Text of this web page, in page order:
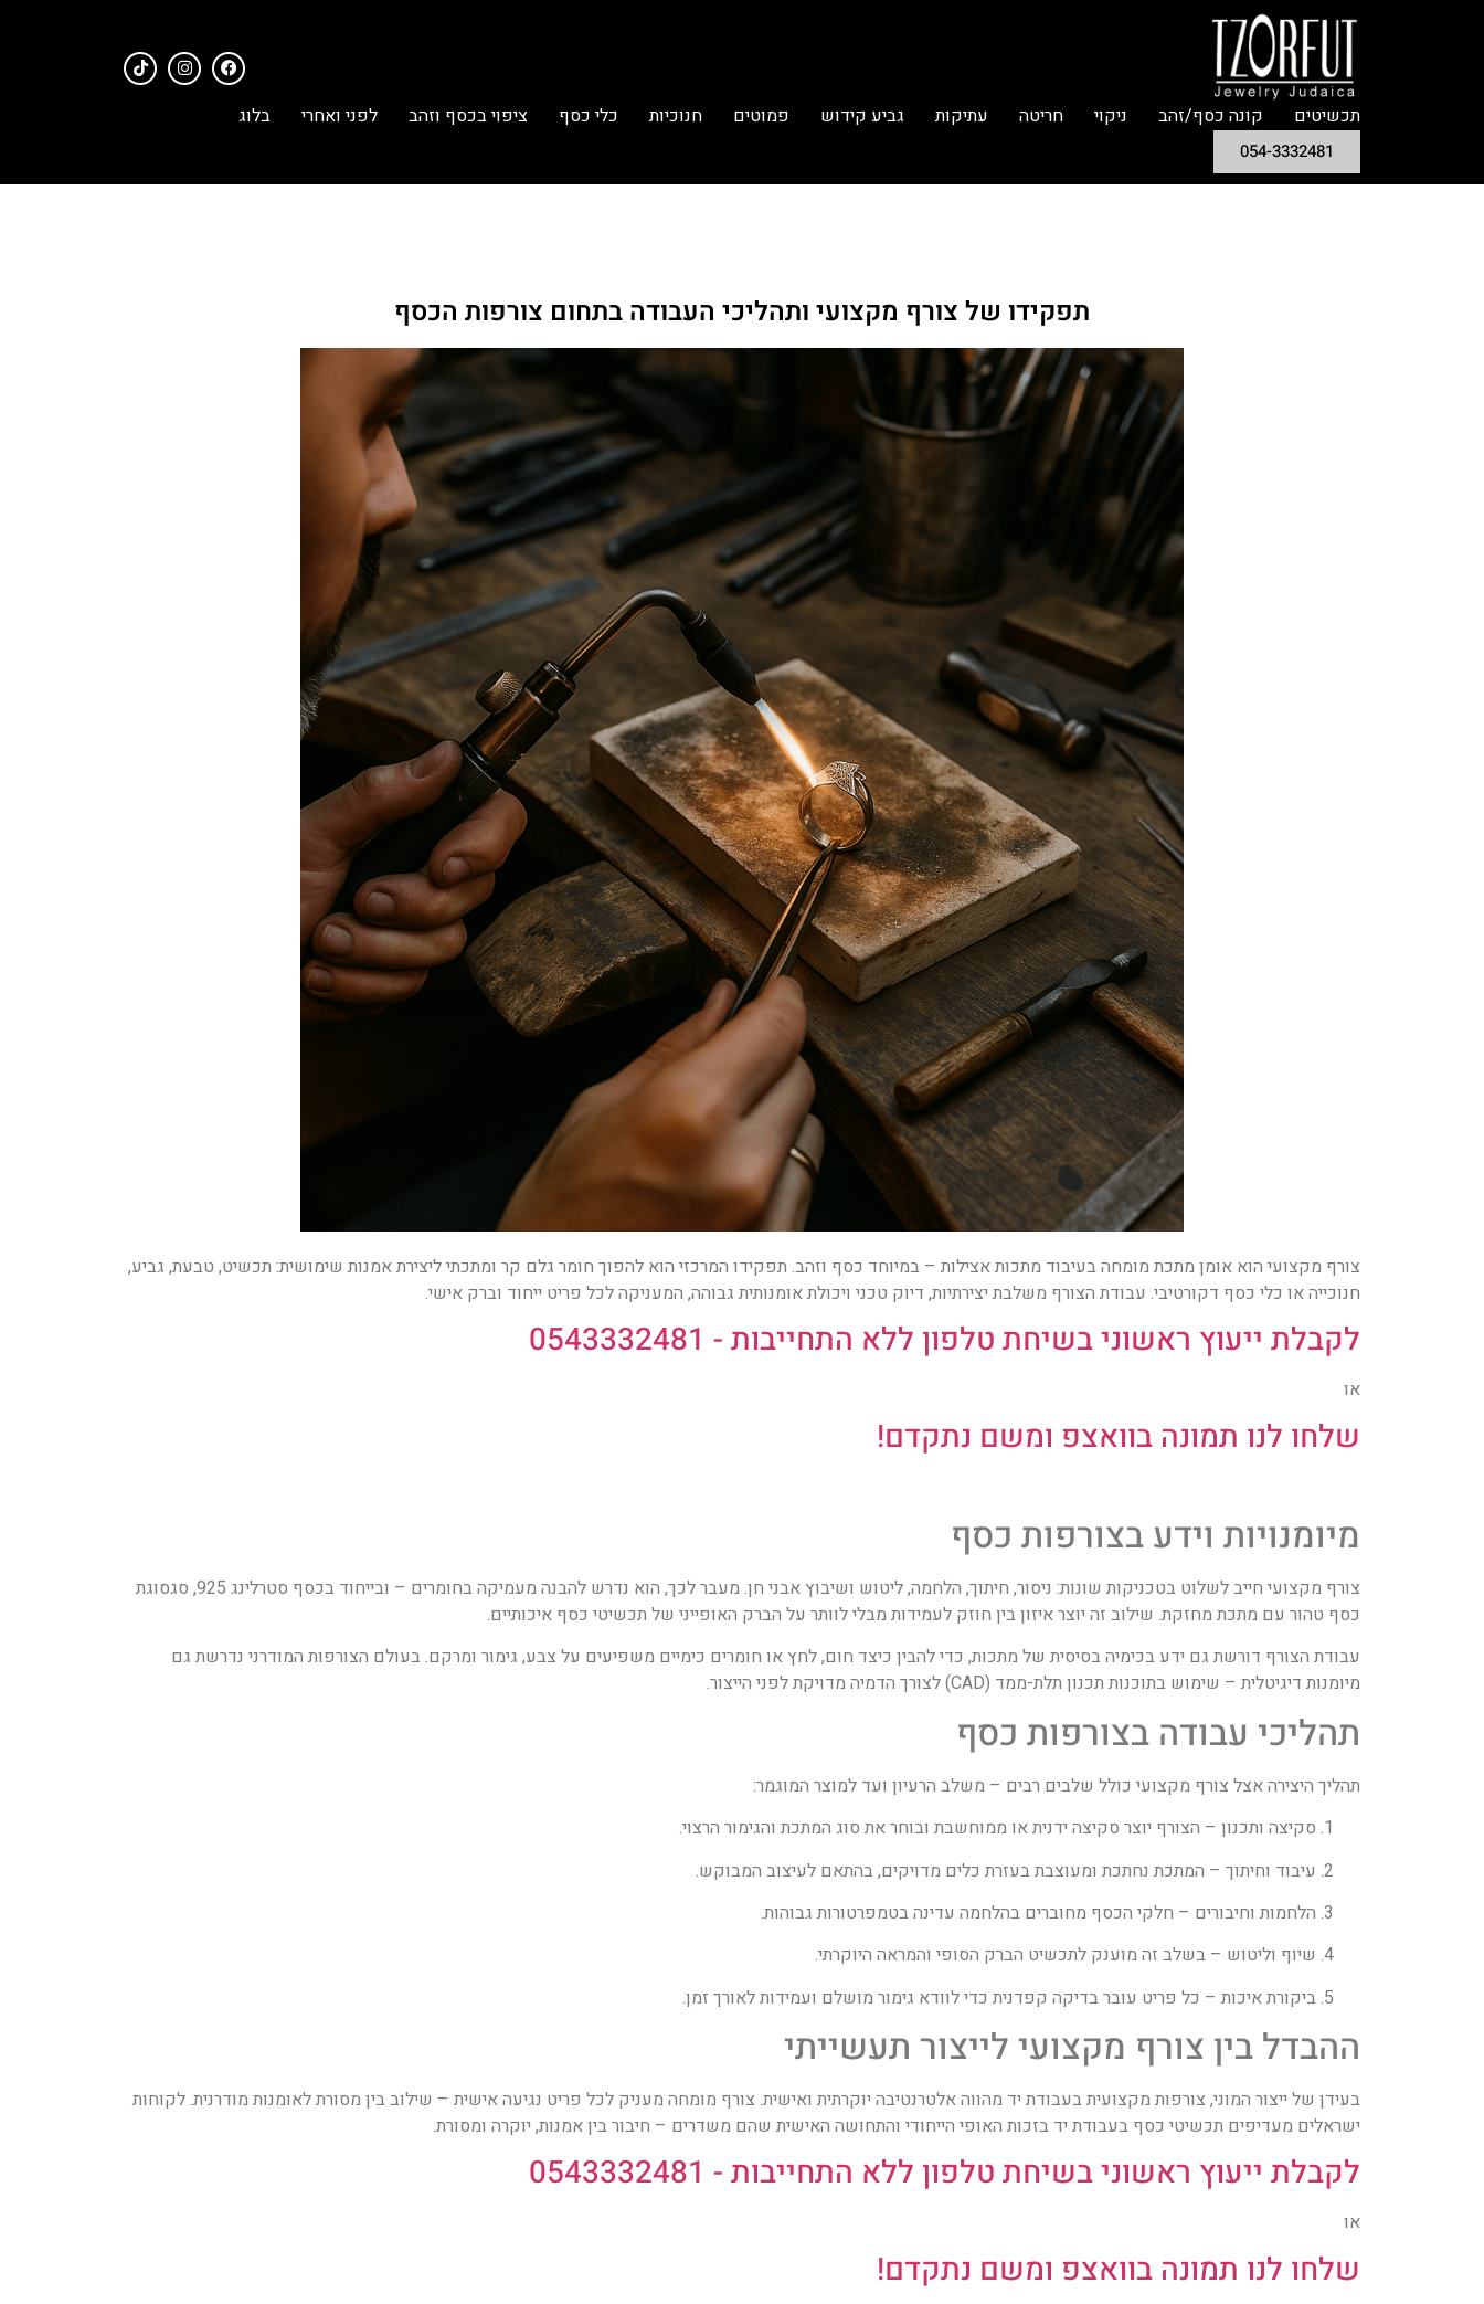
תכשיטים קונה כסף/זהב ניקוי חריטה עתיקות גביע קידוש פמוטים חנוכיות כלי כסף ציפוי בכסף וזהב לפני ואחרי בלוג
054-3332481
תפקידו של צורף מקצועי ותהליכי העבודה בתחום צורפות הכסף
צורף מקצועי הוא אומן מתכת מומחה בעיבוד מתכות אצילות – במיוחד כסף וזהב. תפקידו המרכזי הוא להפוך חומר גלם קר ומתכתי ליצירת אמנות שימושית: תכשיט, טבעת, גביע,
חנוכייה או כלי כסף דקורטיבי. עבודת הצורף משלבת יצירתיות, דיוק טכני ויכולת אומנותית גבוהה, המעניקה לכל פריט ייחוד וברק אישי.
לקבלת ייעוץ ראשוני בשיחת טלפון ללא התחייבות - 0543332481
או
שלחו לנו תמונה בוואצפ ומשם נתקדם!
מיומנויות וידע בצורפות כסף
צורף מקצועי חייב לשלוט בטכניקות שונות: ניסור, חיתוך, הלחמה, ליטוש ושיבוץ אבני חן. מעבר לכך, הוא נדרש להבנה מעמיקה בחומרים – ובייחוד בכסף סטרלינג 925, סגסוגת
כסף טהור עם מתכת מחזקת. שילוב זה יוצר איזון בין חוזק לעמידות מבלי לוותר על הברק האופייני של תכשיטי כסף איכותיים.
עבודת הצורף דורשת גם ידע בכימיה בסיסית של מתכות, כדי להבין כיצד חום, לחץ או חומרים כימיים משפיעים על צבע, גימור ומרקם. בעולם הצורפות המודרני נדרשת גם
מיומנות דיגיטלית – שימוש בתוכנות תכנון תלת-ממד (CAD) לצורך הדמיה מדויקת לפני הייצור.
תהליכי עבודה בצורפות כסף
תהליך היצירה אצל צורף מקצועי כולל שלבים רבים – משלב הרעיון ועד למוצר המוגמר:
סקיצה ותכנון – הצורף יוצר סקיצה ידנית או ממוחשבת ובוחר את סוג המתכת והגימור הרצוי.
עיבוד וחיתוך – המתכת נחתכת ומעוצבת בעזרת כלים מדויקים, בהתאם לעיצוב המבוקש.
הלחמות וחיבורים – חלקי הכסף מחוברים בהלחמה עדינה בטמפרטורות גבוהות.
שיוף וליטוש – בשלב זה מוענק לתכשיט הברק הסופי והמראה היוקרתי.
ביקורת איכות – כל פריט עובר בדיקה קפדנית כדי לוודא גימור מושלם ועמידות לאורך זמן.
ההבדל בין צורף מקצועי לייצור תעשייתי
בעידן של ייצור המוני, צורפות מקצועית בעבודת יד מהווה אלטרנטיבה יוקרתית ואישית. צורף מומחה מעניק לכל פריט נגיעה אישית – שילוב בין מסורת לאומנות מודרנית. לקוחות
ישראלים מעדיפים תכשיטי כסף בעבודת יד בזכות האופי הייחודי והתחושה האישית שהם משדרים – חיבור בין אמנות, יוקרה ומסורת.
לקבלת ייעוץ ראשוני בשיחת טלפון ללא התחייבות - 0543332481
או
שלחו לנו תמונה בוואצפ ומשם נתקדם!